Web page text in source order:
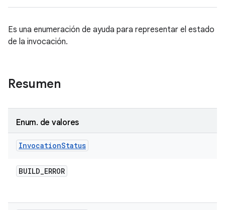
Es una enumeración de ayuda para representar el estado
de la invocación.
Resumen
Enum. de valores
InvocationStatus
BUILD_ERROR